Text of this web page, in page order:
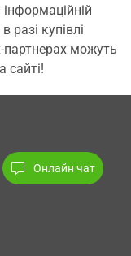
разі купівлі
партнерах можуть
сайті!
Онлайн чат